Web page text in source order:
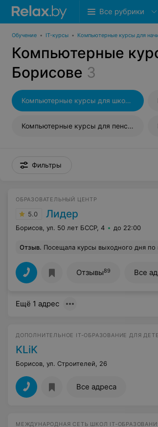
Все рубрики
Обучение • IT-курсы • Компьютерные курсы для
Компьютерные
Борисове 3
Компьютерные курсы для школьников
Компьютерные курсы для пенсионеров
Фильтры
ОБРАЗОВАТЕЛЬНЫЙ ЦЕНТР
5.0 Лидер
Борисов, ул. 50 лет БССР, 4 до 22:00
Отзыв. Посещала курсы выходного дня по массажу. Хочу выразить огромную благодарность преподавателю Юлии,отличный педагог
Отзывы89 Все
Ещё 1 адрес
ДОПОЛНИТЕЛЬНОЕ IT-ОБРАЗОВАНИЕ ДЛЯ
KLiK
Борисов, ул. Строителей, 26
Все адреса
МЕЖДУНАРОДНАЯ СЕТЬ ШКОЛ